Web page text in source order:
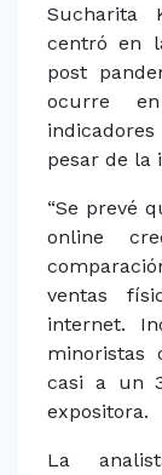
Sucharita
centró en
post
ocurre
pesar de la
“Se prevé
online
ventas
internet.
minoristas
casi a un
expositora.
La